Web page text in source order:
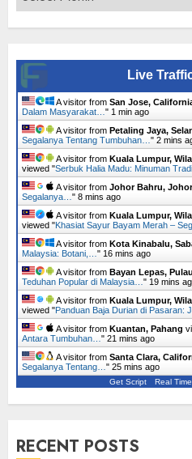
Live
A visitor from San Jose,
Dalam Masyarakat… " 1 min ago
A visitor from Petaling Jaya,
Segalanya Tentang Tumbuhan… " 2 mins
A visitor from Kuala Lumpur,
viewed "Serbuk Halia Madu: Minuman
A visitor from Johor Bahru, Johor
Segalanya… " 9 mins ago
A visitor from Kuala Lumpur,
viewed "Khasiat Sayur Bayam Merah –
A visitor from Kota Kinabalu,
Malaysia: Botani,… " 16 mins ago
A visitor from Bayan Lepas,
Teduhan Popular di Malaysia… " 19 mins
A visitor from Kuala Lumpur,
viewed "Panduan Baja Durian di Pasaran:
A visitor from Kuantan, Pahang
Antara Tumbuhan… " 21 mins ago
A visitor from Santa Clara,
Segalanya Tentang… " 25 mins ago
Get Script Real Time
RECENT POSTS